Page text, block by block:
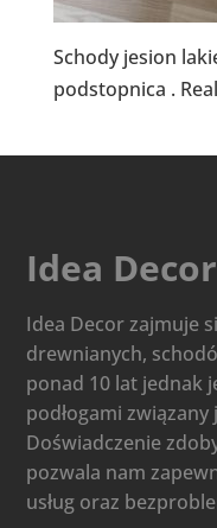
Schody jesion
podstopnica .
Idea Decor
Idea Decor zajmuje
drewnianych,
ponad 10 lat jednak
podłogami związany
Doświadczenie
pozwala nam
usług oraz